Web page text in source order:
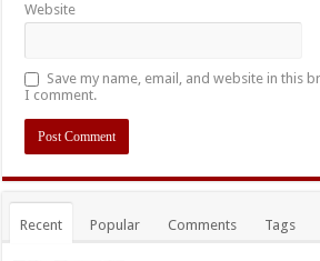
Website
Save my name, email, and website in this
I comment.
Recent Popular Comments Tags